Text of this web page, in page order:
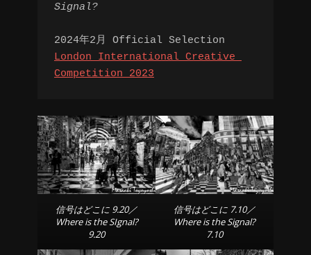
Signal?
2024年2月 Official Selection
London International Creative
Competition 2023
信号はどこに 9.20／
Where is the SIgnal?
9.20
信号はどこに 7.10／
Where is the Signal?
7.10